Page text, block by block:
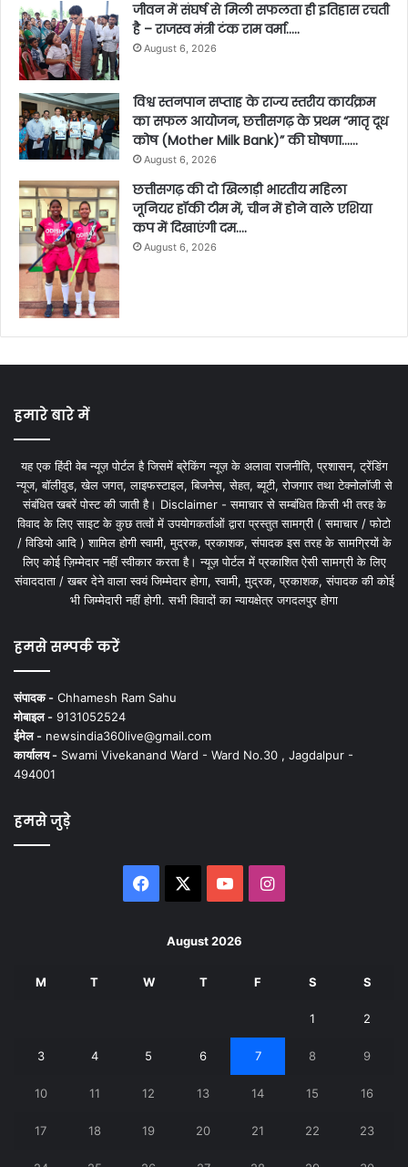
जीवन में संघर्ष से मिली सफलता ही इतिहास रचती
है – राजस्व मंत्री टंक राम वर्मा…..
August 6, 2026
विश्व स्तनपान सप्ताह के राज्य स्तरीय कार्यक्रम
का सफल आयोजन, छत्तीसगढ़ के प्रथम “मातृ दूध
कोष (Mother Milk Bank)” की घोषणा……
August 6, 2026
छत्तीसगढ़ की दो खिलाड़ी भारतीय महिला
जूनियर हॉकी टीम में, चीन में होने वाले एशिया
कप में दिखाएंगी दम….
August 6, 2026
हमारे बारे में
यह एक हिंदी वेब न्यूज़ पोर्टल है जिसमें ब्रेकिंग न्यूज़ के अलावा राजनीति, प्रशासन, ट्रेंडिंग
न्यूज, बॉलीवुड, खेल जगत, लाइफस्टाइल, बिजनेस, सेहत, ब्यूटी, रोजगार तथा टेक्नोलॉजी से
संबंधित खबरें पोस्ट की जाती है। Disclaimer - समाचार से सम्बंधित किसी भी तरह के
विवाद के लिए साइट के कुछ तत्वों में उपयोगकर्ताओं द्वारा प्रस्तुत सामग्री ( समाचार / फोटो
/ विडियो आदि ) शामिल होगी स्वामी, मुद्रक, प्रकाशक, संपादक इस तरह के सामग्रियों के
लिए कोई ज़िम्मेदार नहीं स्वीकार करता है। न्यूज़ पोर्टल में प्रकाशित ऐसी सामग्री के लिए
संवाददाता / खबर देने वाला स्वयं जिम्मेदार होगा, स्वामी, मुद्रक, प्रकाशक, संपादक की कोई
भी जिम्मेदारी नहीं होगी. सभी विवादों का न्यायक्षेत्र जगदलपुर होगा
हमसे सम्पर्क करें
संपादक - Chhamesh Ram Sahu
मोबाइल - 9131052524
ईमेल - newsindia360live@gmail.com
कार्यालय - Swami Vivekanand Ward - Ward No.30 , Jagdalpur -
494001
हमसे जुड़े
Facebook YouTubeInstagram
August 2026
M T W T F S S
1 2
3 4 5 6 7 8 9
10 11 12 13 14 15 16
17 18 19 20 21 22 23